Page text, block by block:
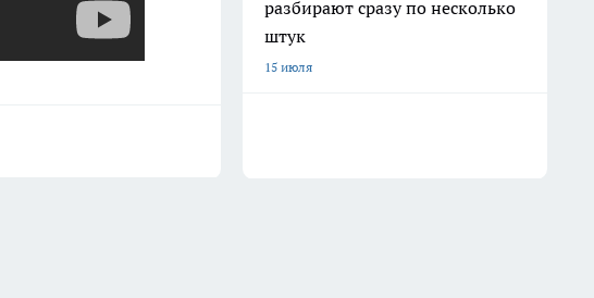
разбирают сразу по несколько
штук
15 июля